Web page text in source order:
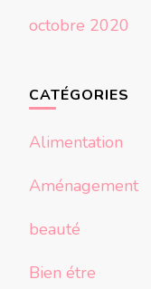
octobre 2020
CATÉGORIES
Alimentation
Aménagement
beauté
Bien étre